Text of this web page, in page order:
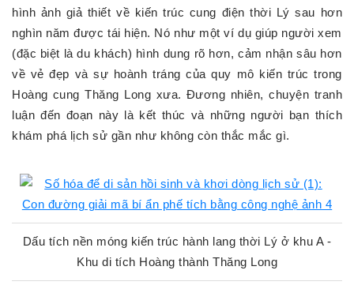
hình ảnh giả thiết về kiến trúc cung điện thời Lý sau hơn
nghìn năm được tái hiện. Nó như một ví dụ giúp người xem
(đặc biệt là du khách) hình dung rõ hơn, cảm nhận sâu hơn
về vẻ đẹp và sự hoành tráng của quy mô kiến trúc trong
Hoàng cung Thăng Long xưa. Đương nhiên, chuyện tranh
luận đến đoạn này là kết thúc và những người bạn thích
khám phá lịch sử gần như không còn thắc mắc gì.
Dấu tích nền móng kiến trúc hành lang thời Lý ở khu A -
Khu di tích Hoàng thành Thăng Long